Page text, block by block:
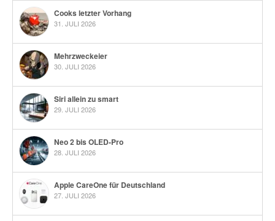
Cooks letzter Vorhang
31. JULI 2026
Mehrzweckeier
30. JULI 2026
Siri allein zu smart
29. JULI 2026
Neo 2 bis OLED-Pro
28. JULI 2026
Apple CareOne für Deutschland
27. JULI 2026